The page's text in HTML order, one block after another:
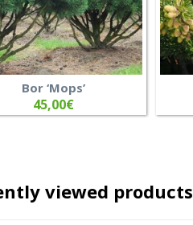
Bor ‘Mops’
45,00€
viewed products